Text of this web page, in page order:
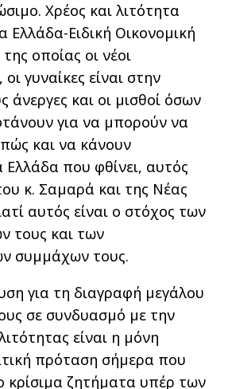
Χρέος και λιτότητα
Ελλάδα-Ειδική Οικονομική
οποίας οι νέοι
γυναίκες είναι στην
άνεργες και οι μισθοί όσων
για να μπορούν να
και να κάνουν
Ελλάδα που φθίνει, αυτός
κ. Σαμαρά και της Νέας
αυτός είναι ο στόχος των
τους και των
συμμάχων τους.
για τη διαγραφή μεγάλου
σε συνδυασμό με την
είναι η μόνη
πρόταση σήμερα που
ζητήματα υπέρ των